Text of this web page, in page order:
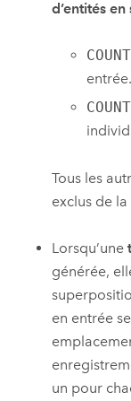
d’entités
COUNT_
entrée.
Tous les
exclus de la
Lorsqu’une
générée,
en entrée
un pour